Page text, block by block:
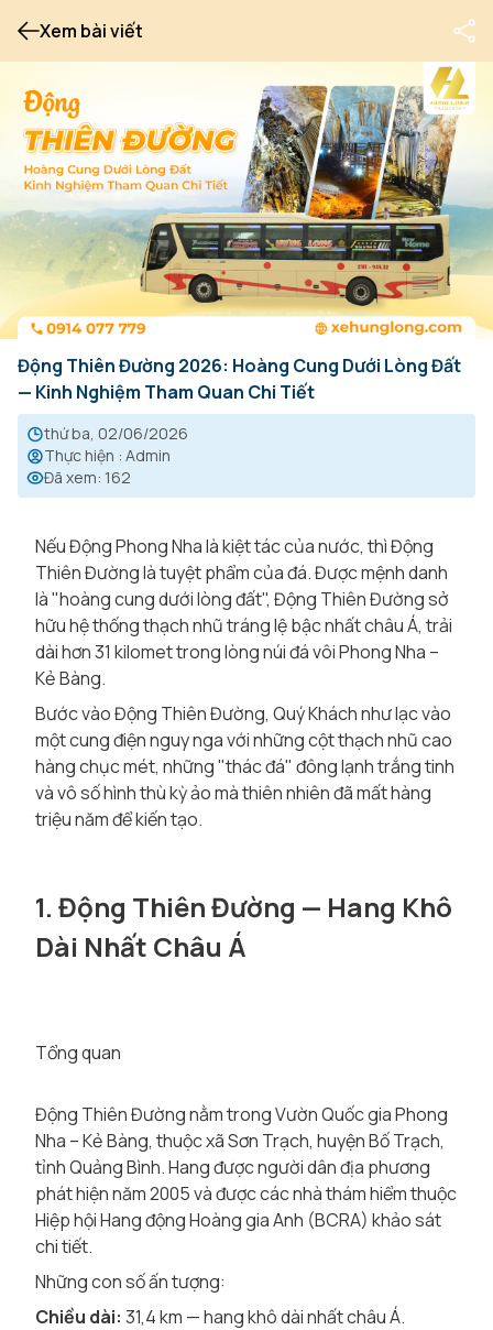
Xem bài viết
Động Thiên Đường 2026: Hoàng Cung Dưới Lòng Đất
— Kinh Nghiệm Tham Quan Chi Tiết
thứ ba, 02/06/2026
Thực hiện : Admin
Đã xem: 162
Nếu Động Phong Nha là kiệt tác của nước, thì Động
Thiên Đường là tuyệt phẩm của đá. Được mệnh danh
là "hoàng cung dưới lòng đất", Động Thiên Đường sở
hữu hệ thống thạch nhũ tráng lệ bậc nhất châu Á, trải
dài hơn 31 kilomet trong lòng núi đá vôi Phong Nha –
Kẻ Bàng.
Bước vào Động Thiên Đường, Quý Khách như lạc vào
một cung điện nguy nga với những cột thạch nhũ cao
hàng chục mét, những "thác đá" đông lạnh trắng tinh
và vô số hình thù kỳ ảo mà thiên nhiên đã mất hàng
triệu năm để kiến tạo.
1. Động Thiên Đường — Hang Khô
Dài Nhất Châu Á
Tổng quan
Động Thiên Đường nằm trong Vườn Quốc gia Phong
Nha – Kẻ Bàng, thuộc xã Sơn Trạch, huyện Bố Trạch,
tỉnh Quảng Bình. Hang được người dân địa phương
phát hiện năm 2005 và được các nhà thám hiểm thuộc
Hiệp hội Hang động Hoàng gia Anh (BCRA) khảo sát
chi tiết.
Những con số ấn tượng:
Chiều dài: 31,4 km — hang khô dài nhất châu Á.